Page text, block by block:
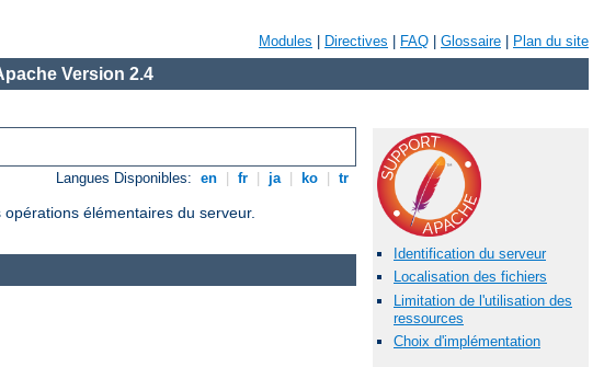
Modules Directives FAQ Glossaire Plan du site
Version 2.4
Langues Disponibles: en fr ja ko tr
élémentaires du serveur.
Identification du serveur
Localisation des fichiers
Limitation de l'utilisation des
ressources
Choix d'implémentation